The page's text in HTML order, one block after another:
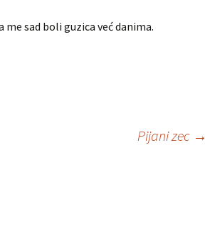
me sad boli guzica već danima.
Pijani zec →